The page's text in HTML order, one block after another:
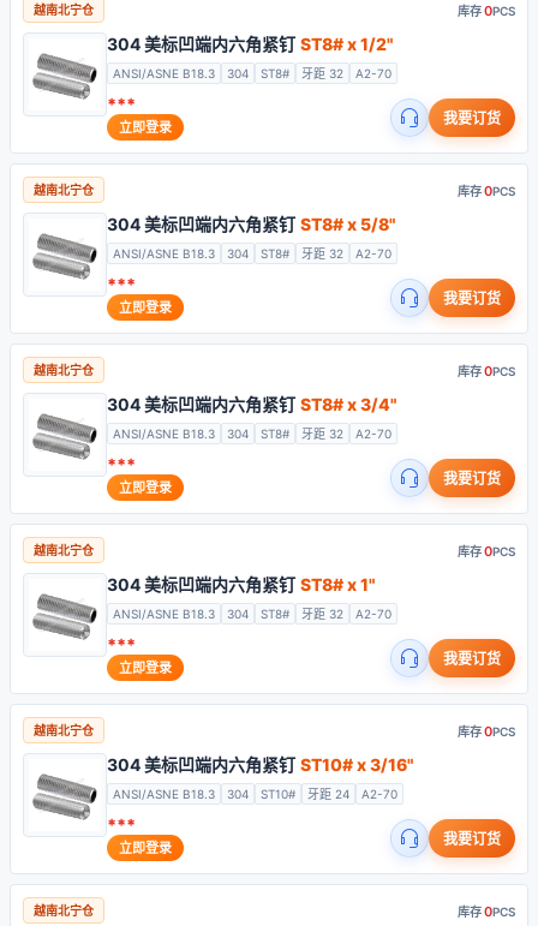
越南北宁仓 库存0PCS
304 美标凹端内六角紧钉 ST8# x 1/2"
ANSI/ASNE B18.3 304 ST8# 牙距 32 A2-70
***
立即登录 我要订货
越南北宁仓 库存0PCS
304 美标凹端内六角紧钉 ST8# x 5/8"
ANSI/ASNE B18.3 304 ST8# 牙距 32 A2-70
***
立即登录 我要订货
越南北宁仓 库存0PCS
304 美标凹端内六角紧钉 ST8# x 3/4"
ANSI/ASNE B18.3 304 ST8# 牙距 32 A2-70
***
立即登录 我要订货
越南北宁仓 库存0PCS
304 美标凹端内六角紧钉 ST8# x 1"
ANSI/ASNE B18.3 304 ST8# 牙距 32 A2-70
***
立即登录 我要订货
越南北宁仓 库存0PCS
304 美标凹端内六角紧钉 ST10# x 3/16"
ANSI/ASNE B18.3 304 ST10# 牙距 24 A2-70
***
立即登录 我要订货
越南北宁仓 库存0PCS